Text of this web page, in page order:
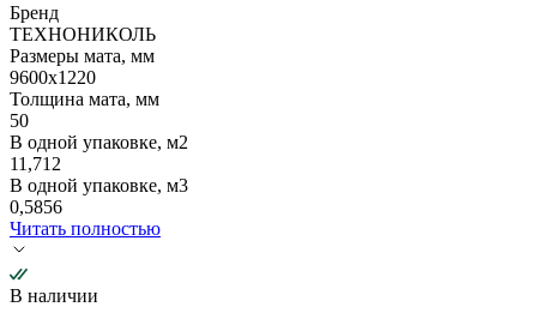
Бренд
ТЕХНОНИКОЛЬ
Размеры мата, мм
9600х1220
Толщина мата, мм
50
В одной упаковке, м2
11,712
В одной упаковке, м3
0,5856
Читать полностью
В наличии